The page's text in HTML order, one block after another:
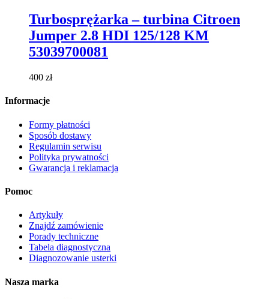
wiele
wariantów.
Opcje
można
Turbosprężarka – turbina Citroen
Jumper 2.8 HDI 125/128 KM
53039700081
400 zł
Informacje
Formy płatności
Sposób dostawy
Regulamin serwisu
Polityka prywatności
Gwarancja i reklamacja
Pomoc
Artykuły
Znajdź zamówienie
Porady techniczne
Tabela diagnostyczna
Diagnozowanie usterki
Nasza marka